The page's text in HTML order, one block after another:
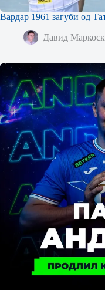
Вардар 1961 загуби од
Давид